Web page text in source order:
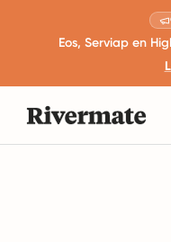
Eos, Serviap en